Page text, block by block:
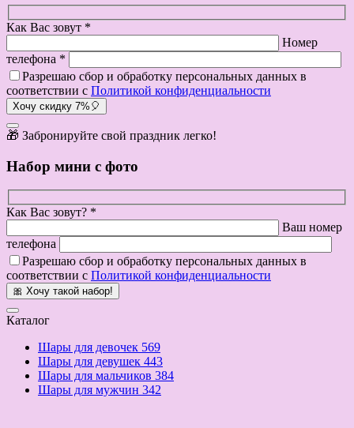
Как Вас зовут *
Номер
телефона *
Разрешаю сбор и обработку персональных данных в
соответствии с Политикой конфиденциальности
Хочу скидку 7%🎈
🎁 Забронируйте свой праздник легко!
Набор мини с фото
Как Вас зовут? *
Ваш номер
телефона
Разрешаю сбор и обработку персональных данных в
соответствии с Политикой конфиденциальности
🎀 Хочу такой набор!
Каталог
Шары для девочек 569
Шары для девушек 443
Шары для мальчиков 384
Шары для мужчин 342